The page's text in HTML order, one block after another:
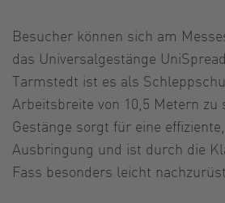
Besucher können sich am
das Universalgestänge
Tarmstedt ist es als
Arbeitsbreite von 10,5 Metern zu
Gestänge sorgt für eine
Ausbringung und ist durch die
Fass besonders leicht